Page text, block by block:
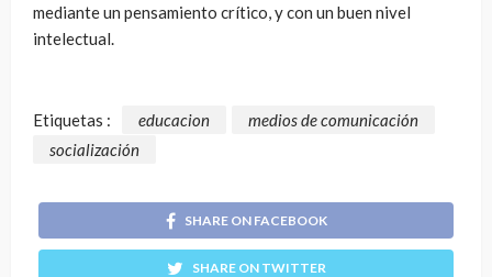
mediante un pensamiento crítico, y con un buen nivel
intelectual.
Etiquetas : educacion
medios de comunicación
socialización
SHARE ON FACEBOOK
SHARE ON TWITTER